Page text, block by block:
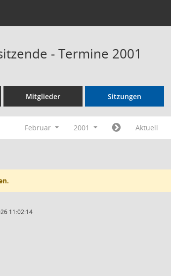
- Termine 2001
Mitglieder Sitzungen
Februar 2001 Aktuell
11:02:14